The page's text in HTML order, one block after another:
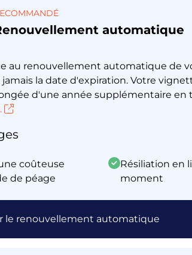
automatique
au renouvellement automatique de
jamais la date d'expiration. Votre
d'une année supplémentaire en
coûteuse
de péage
Résiliation en
moment
le renouvellement automatique